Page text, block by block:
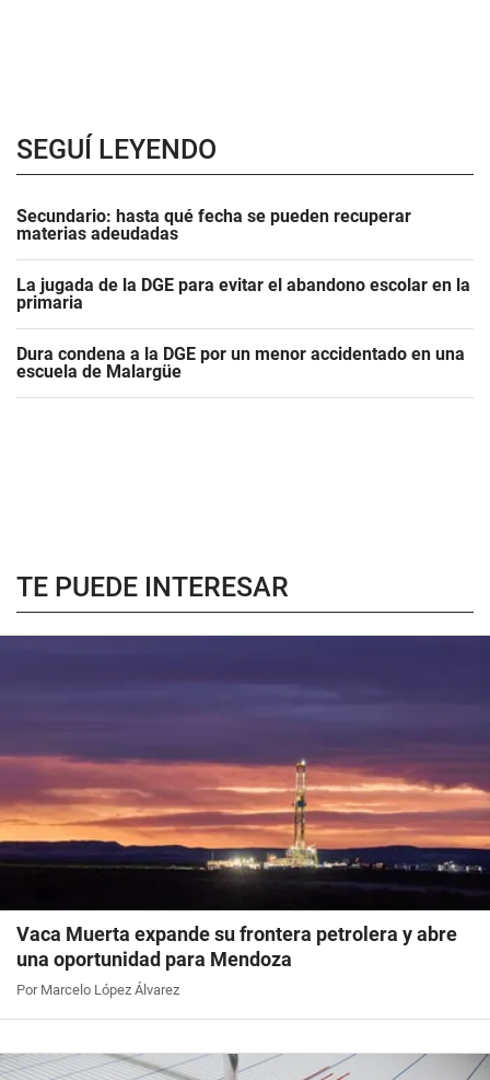
SEGUÍ LEYENDO
Secundario: hasta qué fecha se pueden recuperar
materias adeudadas
La jugada de la DGE para evitar el abandono escolar en la
primaria
Dura condena a la DGE por un menor accidentado en una
escuela de Malargüe
TE PUEDE INTERESAR
Vaca Muerta expande su frontera petrolera y abre
una oportunidad para Mendoza
Por Marcelo López Álvarez